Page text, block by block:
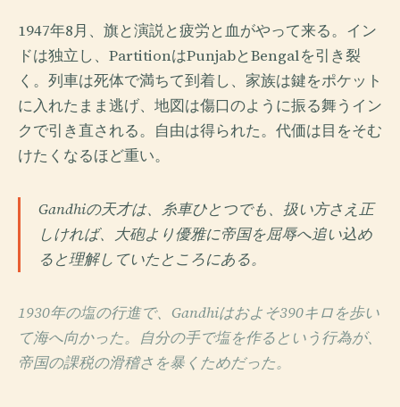
1947年8月、旗と演説と疲労と血がやって来る。イン
ドは独立し、PartitionはPunjabとBengalを引き裂
く。列車は死体で満ちて到着し、家族は鍵をポケット
に入れたまま逃げ、地図は傷口のように振る舞うイン
クで引き直される。自由は得られた。代価は目をそむ
けたくなるほど重い。
Gandhiの天才は、糸車ひとつでも、扱い方さえ正
しければ、大砲より優雅に帝国を屈辱へ追い込め
ると理解していたところにある。
1930年の塩の行進で、Gandhiはおよそ390キロを歩い
て海へ向かった。自分の手で塩を作るという行為が、
帝国の課税の滑稽さを暴くためだった。